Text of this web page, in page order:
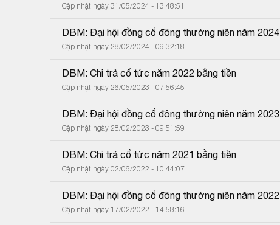
Cập nhật ngày 31/05/2024 - 13:48:51
DBM: Đại hội đồng cổ đông thường niên năm 2024
Cập nhật ngày 28/02/2024 - 09:32:18
DBM: Chi trả cổ tức năm 2022 bằng tiền
Cập nhật ngày 26/05/2023 - 07:56:45
DBM: Đại hội đồng cổ đông thường niên năm 2023
Cập nhật ngày 28/02/2023 - 09:51:59
DBM: Chi trả cổ tức năm 2021 bằng tiền
Cập nhật ngày 02/06/2022 - 10:44:07
DBM: Đại hội đồng cổ đông thường niên năm 2022
Cập nhật ngày 17/02/2022 - 14:58:16